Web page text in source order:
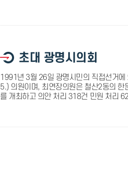
초대 광명시의회
1991년 3월 26일 광명시민의 직접선거
5.) 의원이며, 최연장의원은 철산2동의
를 개최하고 의안 처리 318건 민원 처리